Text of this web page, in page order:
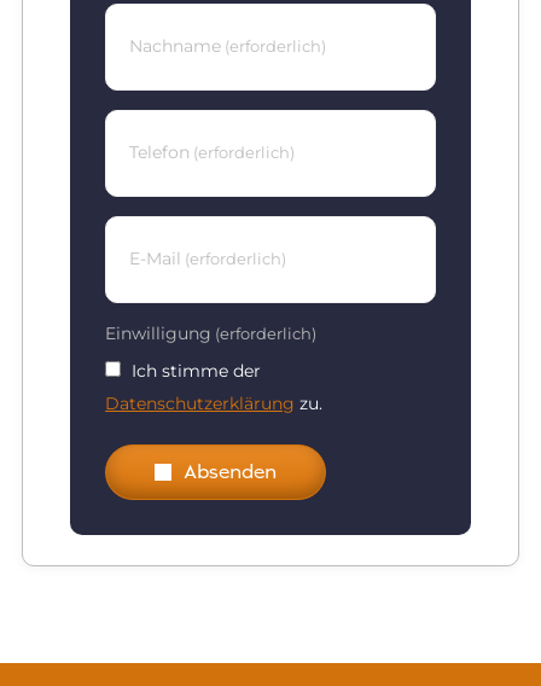
Nachname (erforderlich)
Telefon (erforderlich)
E-Mail (erforderlich)
Einwilligung (erforderlich)
Ich stimme der
Datenschutzerklärung zu.
Absenden